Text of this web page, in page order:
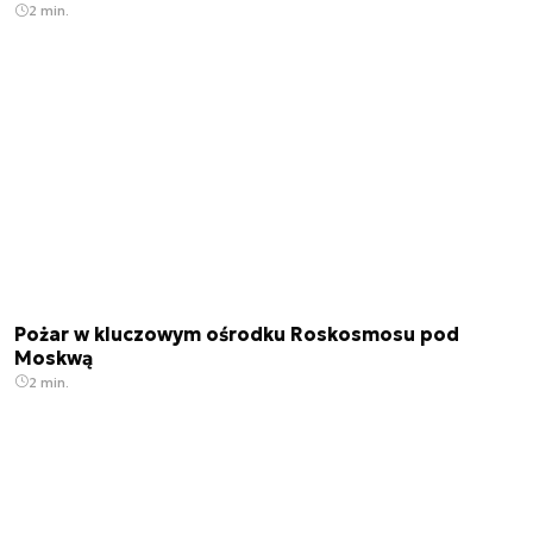
2 min.
Pożar w kluczowym ośrodku Roskosmosu pod
Moskwą
2 min.